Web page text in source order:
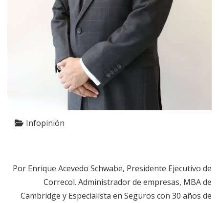
Infopinión
Por Enrique Acevedo Schwabe, Presidente Ejecutivo de
Correcol. Administrador de empresas, MBA de
Cambridge y Especialista en Seguros con 30 años de